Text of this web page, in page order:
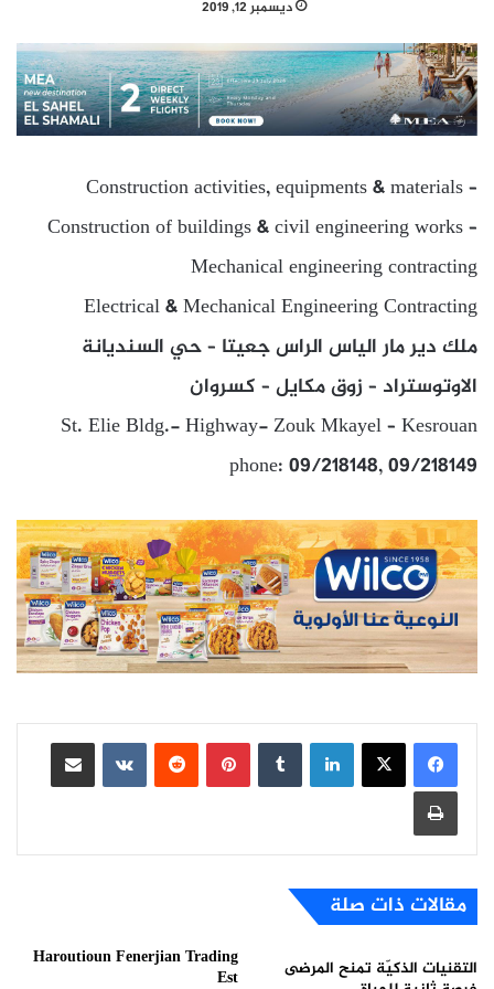
ديسمبر 12, 2019
Construction activities, equipments & materials –
Construction of buildings & civil engineering works –
Mechanical engineering contracting
Electrical & Mechanical Engineering Contracting
ملك دير مار الياس الراس جعيتا – حي السنديانة
الاوتوستراد – زوق مكايل – كسروان
St. Elie Bldg.- Highway- Zouk Mkayel – Kesrouan
phone: 09/218148, 09/218149
لينكدإن بينتيريست
مشاركة عبر البريد
طباعة
مقالات ذات صلة
التقنيات الذكيّة تمنح المرضى
Haroutioun Fenerjian Trading
Est